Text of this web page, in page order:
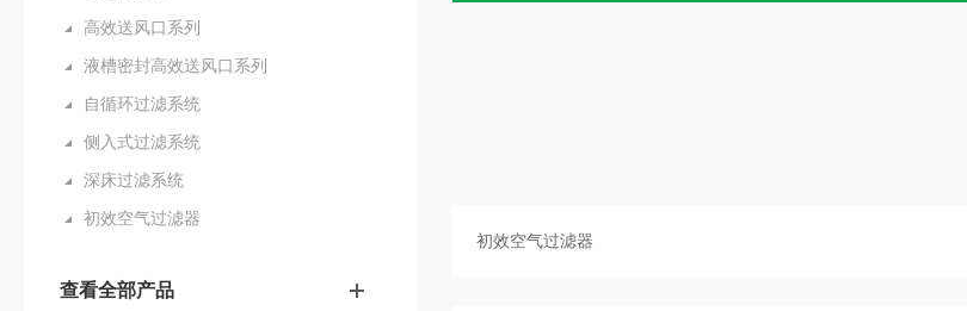
高效送风口系列
液槽密封高效送风口系列
自循环过滤系统
侧入式过滤系统
深床过滤系统
初效空气过滤器
查看全部产品